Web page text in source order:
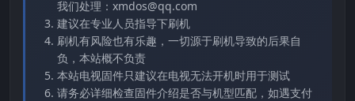
我们处理：xmdos@qq.com
建议在专业人员指导下刷机
刷机有风险也有乐趣，一切源于刷机导致的后果自
负，本站概不负责
本站电视固件只建议在电视无法开机时用于测试
请务必详细检查固件介绍是否与机型匹配，如遇支付